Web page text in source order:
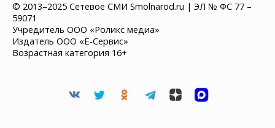
© 2013–2025 Сетевое СМИ Smolnarod.ru | ЭЛ № ФС 77 –
59071
Учредитель ООО «Роликс медиа»
Издатель ООО «Ё-Сервис»
Возрастная категория 16+